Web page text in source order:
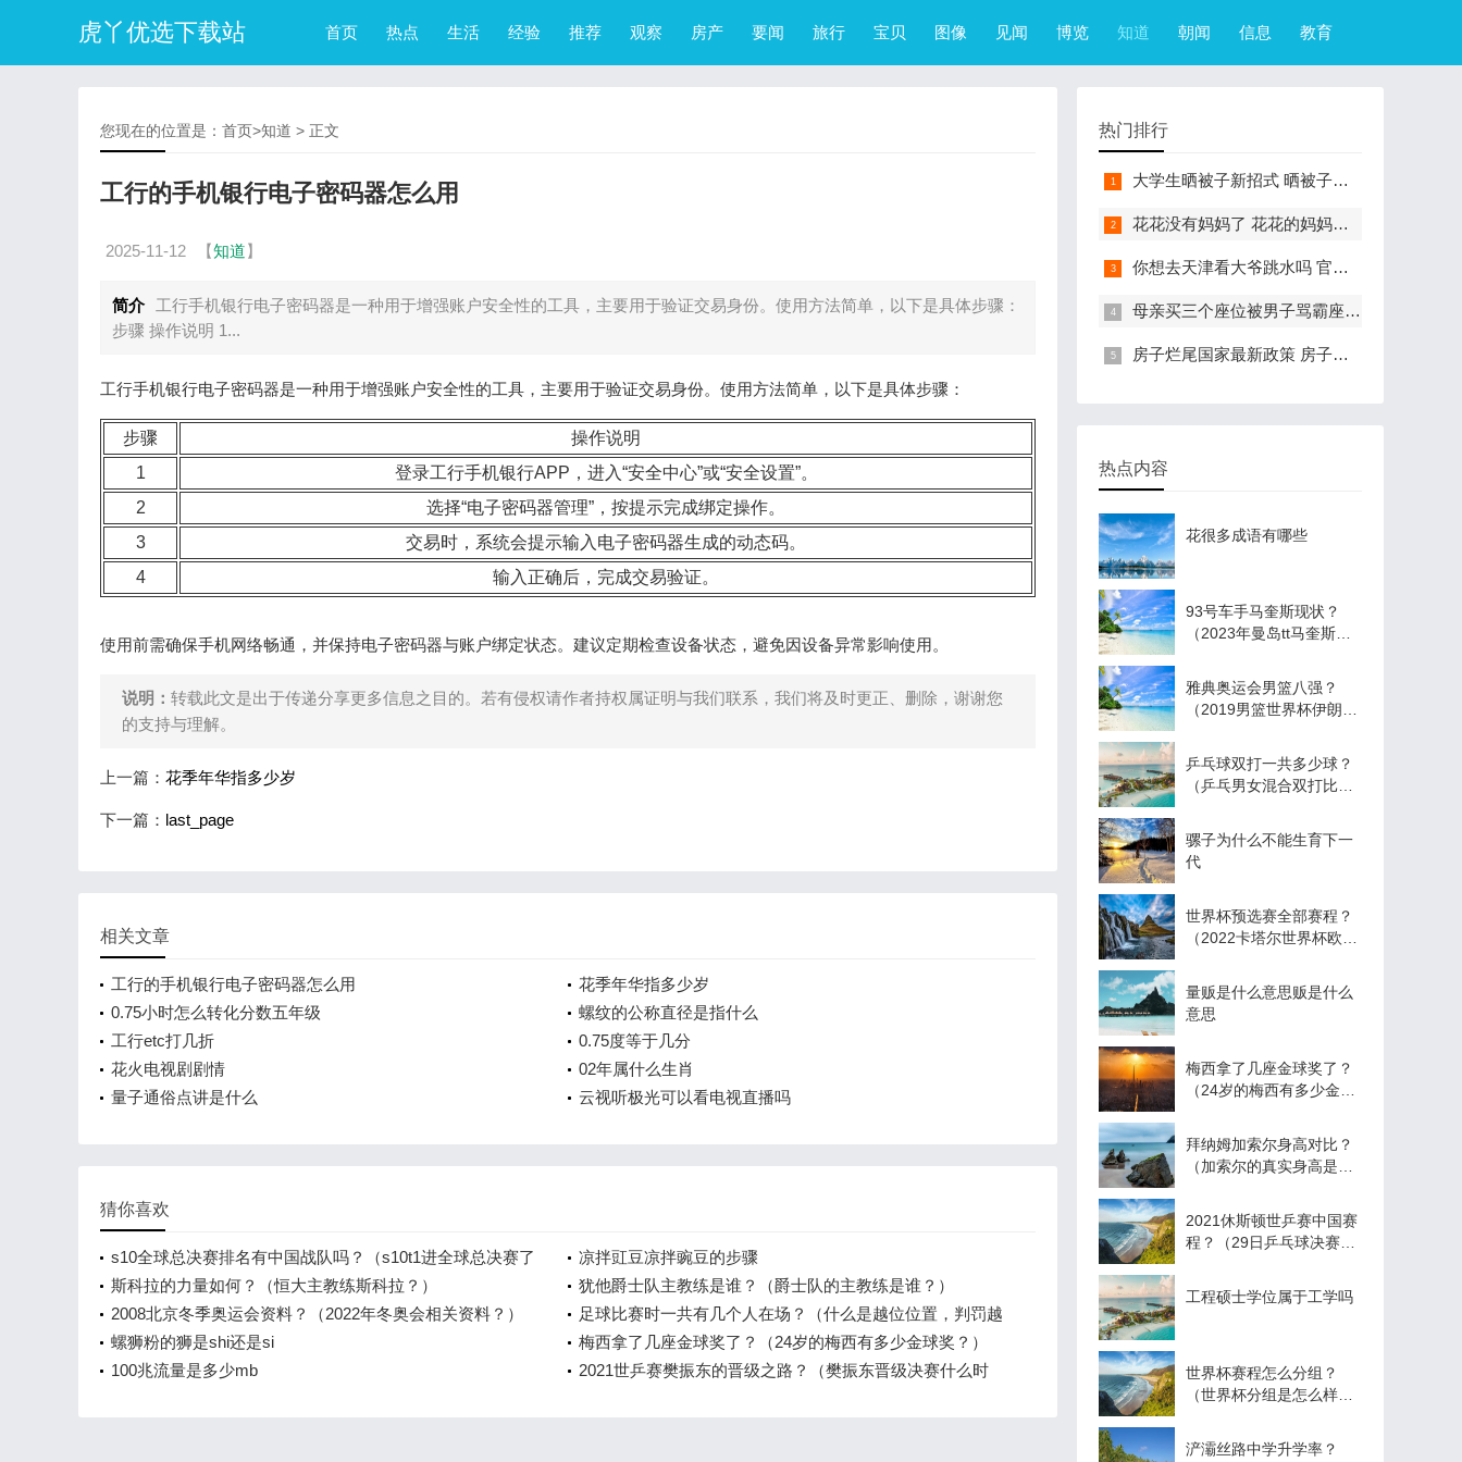
虎丫优选下载站 首页 热点 生活 经验 推荐 观察 房产 要闻 旅行 宝贝 图像 见闻 博览 知道 朝闻 信息 教育
您现在的位置是： 首页>知道 > 正文
工行的手机银行电子密码器怎么用
2025-11-12 【知道】
简介
工行手机银行电子密码器是一种用于增强账户安全性的工具，主要用于验证交易身份。使用方法简单，以下是具体步骤：
步骤 操作说明 1...
工行手机银行电子密码器是一种用于增强账户安全性的工具，主要用于验证交易身份。使用方法简单，以下是具体步骤：
步骤
操作说明
1
登录工行手机银行APP，进入“安全中心”或“安全设置”。
2
选择“电子密码器管理”，按提示完成绑定操作。
3
交易时，系统会提示输入电子密码器生成的动态码。
4
输入正确后，完成交易验证。
使用前需确保手机网络畅通，并保持电子密码器与账户绑定状态。建议定期检查设备状态，避免因设备异常影响使用。
说明： 转载此文是出于传递分享更多信息之目的。若有侵权请作者持权属证明与我们联系，我们将及时更正、删除，谢谢您
的支持与理解。
上一篇： 花季年华指多少岁
下一篇： last_page
相关文章
工行的手机银行电子密码器怎么用
花季年华指多少岁
0.75小时怎么转化分数五年级
螺纹的公称直径是指什么
工行etc打几折
0.75度等于几分
花火电视剧剧情
02年属什么生肖
量子通俗点讲是什么
云视听极光可以看电视直播吗
猜你喜欢
s10全球总决赛排名有中国战队吗？（s10t1进全球总决赛了
吗？）
凉拌豇豆凉拌豌豆的步骤
斯科拉的力量如何？（恒大主教练斯科拉？）
犹他爵士队主教练是谁？（爵士队的主教练是谁？）
2008北京冬季奥运会资料？（2022年冬奥会相关资料？）
足球比赛时一共有几个人在场？（什么是越位位置，判罚越
位的条件是什么？）
螺狮粉的狮是shi还是si
梅西拿了几座金球奖了？（24岁的梅西有多少金球奖？）
100兆流量是多少mb
2021世乒赛樊振东的晋级之路？（樊振东晋级决赛什么时
热门排行
大学生晒被子新招式 晒被子新花样实在太机智
花花没有妈妈了 花花的妈妈是哪只大熊猫
你想去天津看大爷跳水吗 官方回应天津大爷跳水成打卡点
母亲买三个座位被男子骂霸座 女子买3个座位被无座大爷骂哭怎么回事
房子烂尾国家最新政策 房子烂尾了该找哪个部门解决?
热点内容
花很多成语有哪些
93号车手马奎斯现状？
（2023年曼岛tt马奎斯参
雅典奥运会男篮八强？
（2019男篮世界杯伊朗队
乒乓球双打一共多少球？
（乒乓男女混合双打比赛
骡子为什么不能生育下一
代
世界杯预选赛全部赛程？
（2022卡塔尔世界杯欧洲
量贩是什么意思贩是什么
意思
梅西拿了几座金球奖了？
（24岁的梅西有多少金球
拜纳姆加索尔身高对比？
（加索尔的真实身高是多
2021休斯顿世乒赛中国赛
程？（29日乒乓球决赛时
工程硕士学位属于工学吗
世界杯赛程怎么分组？
（世界杯分组是怎么样
浐灞丝路中学升学率？